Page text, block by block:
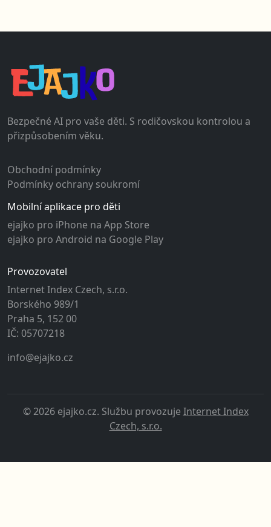
Bezpečné AI pro vaše děti. S rodičovskou kontrolou a
přizpůsobením věku.
Obchodní podmínky
Podmínky ochrany soukromí
Mobilní aplikace pro děti
ejajko pro iPhone na App Store
ejajko pro Android na Google Play
Provozovatel
Internet Index Czech, s.r.o.
Borského 989/1
Praha 5, 152 00
IČ: 05707218
info@ejajko.cz
© 2026 ejajko.cz. Službu provozuje Internet Index
Czech, s.r.o.